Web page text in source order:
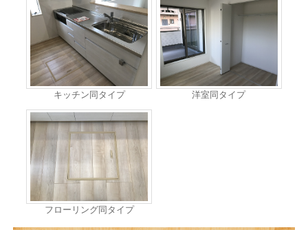
キッチン同タイプ 洋室同タイプ
フローリング同タイプ